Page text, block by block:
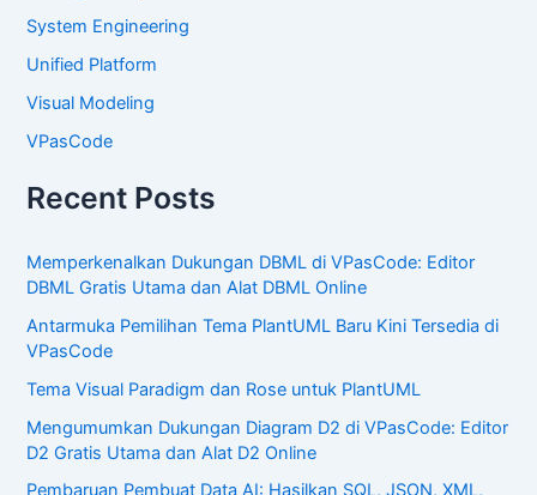
System Engineering
Unified Platform
Visual Modeling
VPasCode
Recent Posts
Memperkenalkan Dukungan DBML di VPasCode: Editor
DBML Gratis Utama dan Alat DBML Online
Antarmuka Pemilihan Tema PlantUML Baru Kini Tersedia di
VPasCode
Tema Visual Paradigm dan Rose untuk PlantUML
Mengumumkan Dukungan Diagram D2 di VPasCode: Editor
D2 Gratis Utama dan Alat D2 Online